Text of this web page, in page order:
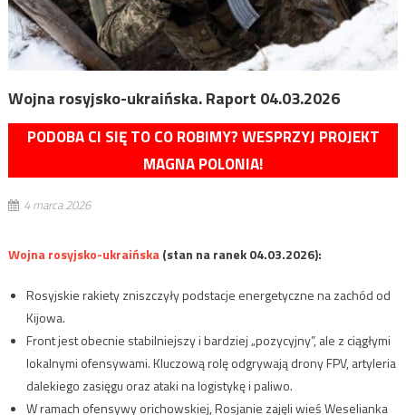
Wojna rosyjsko-ukraińska. Raport 04.03.2026
PODOBA CI SIĘ TO CO ROBIMY? WESPRZYJ PROJEKT
MAGNA POLONIA!
4 marca 2026
Wojna rosyjsko-ukraińska(stan na ranek 04.03.2026):
Rosyjskie rakiety zniszczyły podstacje energetyczne na zachód od
Kijowa.
Front jest obecnie stabilniejszy i bardziej „pozycyjny”, ale z ciągłymi
lokalnymi ofensywami. Kluczową rolę odgrywają drony FPV, artyleria
dalekiego zasięgu oraz ataki na logistykę i paliwo.
W ramach ofensywy orichowskiej, Rosjanie zajęli wieś Weselianka